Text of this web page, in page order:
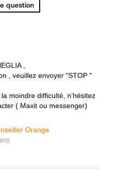
question
,
, veuillez envoyer "STOP "
moindre difficulté, n’hésitez
( Maxit ou messenger)
Orange